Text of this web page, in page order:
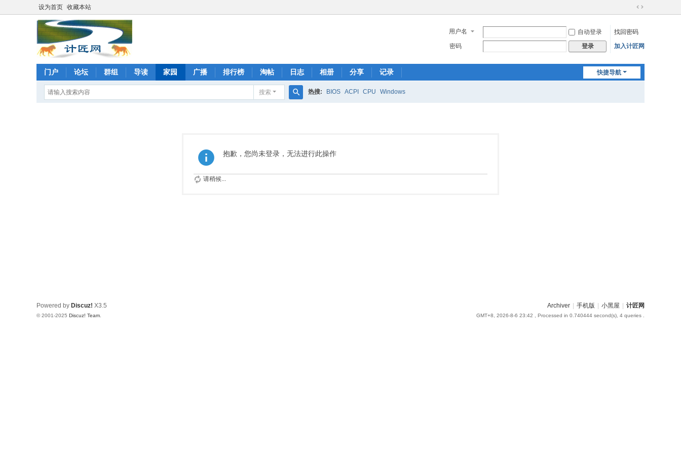
设为首页 收藏本站
切
到
宽
用户名 自动登录
找回密码
密码
登录 加入计匠网
快捷导航
门户 论坛 群组 导读 家园 广播 排行榜 淘帖 日志 相册 分享 记录
搜索 热搜: BIOS ACPI CPU Windows
抱歉，您尚未登录，无法进行此操作
请稍候...
Archiver 手机版 小黑屋 计匠网
GMT+8, 2026-8-6 23:42 , Processed in 0.740444 second(s), 4 queries .
Powered by Discuz! X3.5
© 2001-2025 Discuz! Team